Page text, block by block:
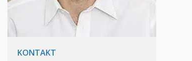
KONTAKT